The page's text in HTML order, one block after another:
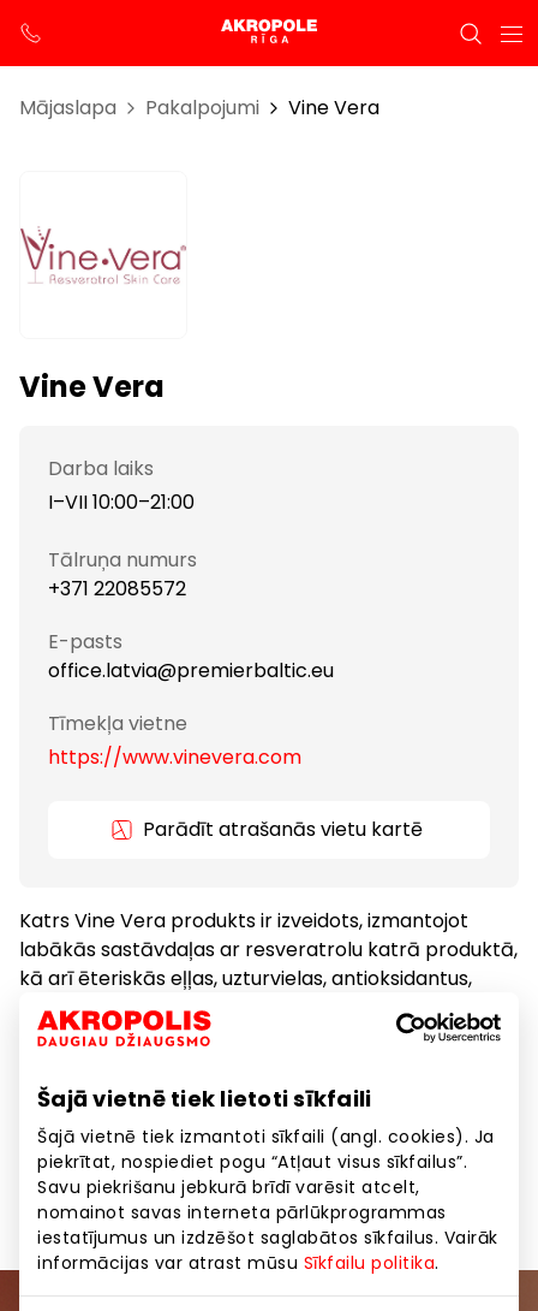
Šajā vietnē tiek lietoti sīkfaili
Šajā vietnē tiek izmantoti sīkfaili (angl. cookies). Ja
piekrītat, nospiediet pogu “Atļaut visus sīkfailus”.
Savu piekrišanu jebkurā brīdī varēsit atcelt,
nomainot savas interneta pārlūkprogrammas
iestatījumus un izdzēšot saglabātos sīkfailus. Vairāk
informācijas var atrast mūsu Sīkfailu politika.
Mājaslapa Pakalpojumi Vine Vera
Vine Vera
Darba laiks
I–VII 10:00–21:00
Tālruņa numurs
+371 22085572
E-pasts
office.latvia@premierbaltic.eu
Tīmekļa vietne
https://www.vinevera.com
Parādīt atrašanās vietu kartē
Katrs Vine Vera produkts ir izveidots, izmantojot
labākās sastāvdaļas ar resveratrolu katrā produktā,
kā arī ēteriskās eļļas, uzturvielas, antioksidantus,
dabiskos ekstraktus, vitamīnus un minerālvielas, lai
padarītu mūsu produktus vēl īpašākus.
Kosmētika, zāles Pakalpojumi
Skaistumkopšanas un veselības pakalpojumi